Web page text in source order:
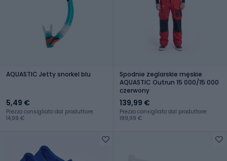
AQUASTIC Jetty snorkel blu
5,49 €
Prezzo consigliato dal produttore:
14,99 €
Spodnie żeglarskie męskie
AQUASTIC Outrun 15 000/15 000
czerwony
139,99 €
Prezzo consigliato dal produttore:
189,99 €